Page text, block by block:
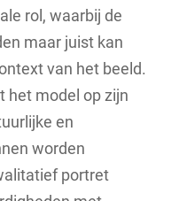
rol, waarbij de
maar juist kan
van het beeld.
het model op zijn
en
worden
portret